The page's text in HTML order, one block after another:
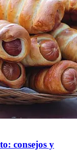
consejos y